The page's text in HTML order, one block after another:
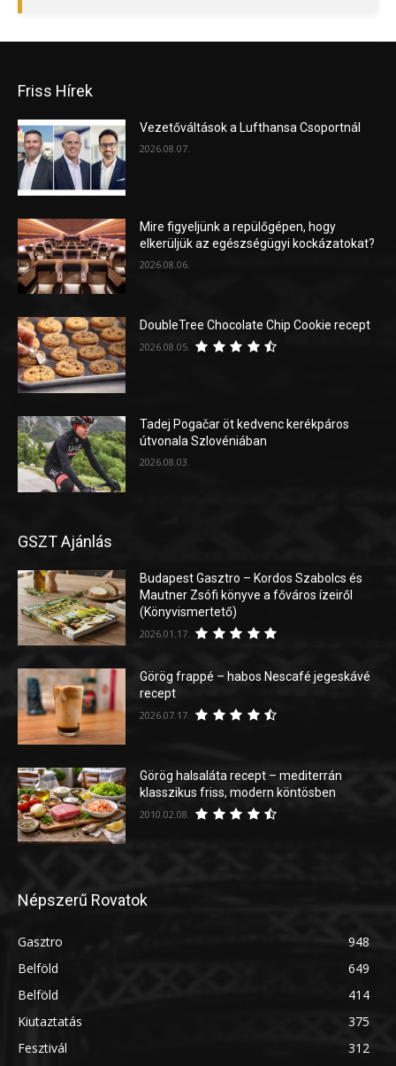
Friss Hírek
Vezetőváltások a Lufthansa Csoportnál
2026.08.07.
Mire figyeljünk a repülőgépen, hogy
elkerüljük az egészségügyi kockázatokat?
2026.08.06.
DoubleTree Chocolate Chip Cookie recept
2026.08.05.
Tadej Pogačar öt kedvenc kerékpáros
útvonala Szlovéniában
2026.08.03.
GSZT Ajánlás
Budapest Gasztro – Kordos Szabolcs és
Mautner Zsófi könyve a főváros ízeiről
(Könyvismertető)
2026.01.17.
Görög frappé – habos Nescafé jegeskávé
recept
2026.07.17.
Görög halsaláta recept – mediterrán
klasszikus friss, modern köntösben
2010.02.08.
Népszerű Rovatok
Gasztro
948
Belföld
649
Belföld
414
Kiutaztatás
375
Fesztivál
312